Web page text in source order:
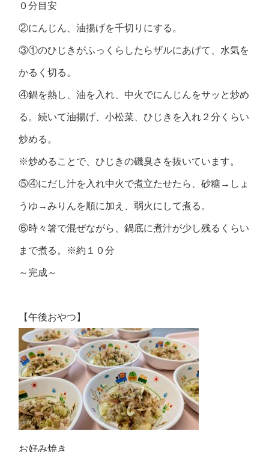
０分目安
②にんじん、油揚げを千切りにする。
③①のひじきがふっくらしたらザルにあげて、水気を
かるく切る。
④鍋を熱し、油を入れ、中火でにんじんをサッと炒め
る。続いて油揚げ、小松菜、ひじきを入れ２分くらい
炒める。
※炒めることで、ひじきの磯臭さを抜いています。
⑤④にだし汁を入れ中火で煮立たせたら、砂糖→しょ
うゆ→みりんを順に加え、弱火にして煮る。
⑥時々箸で混ぜながら、鍋底に煮汁が少し残るくらい
まで煮る。※約１０分
～完成～
【午後おやつ】
お好み焼き